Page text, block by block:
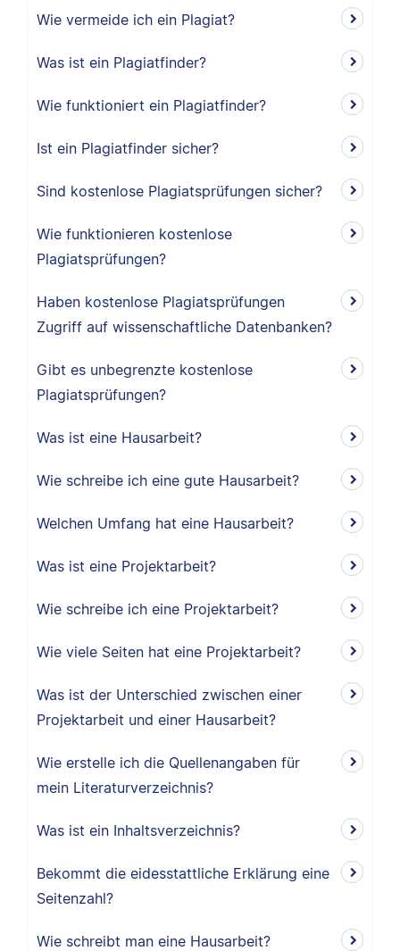
Wie vermeide ich ein Plagiat?
Was ist ein Plagiatfinder?
Wie funktioniert ein Plagiatfinder?
Ist ein Plagiatfinder sicher?
Sind kostenlose Plagiatsprüfungen sicher?
Wie funktionieren kostenlose
Plagiatsprüfungen?
Haben kostenlose Plagiatsprüfungen
Zugriff auf wissenschaftliche Datenbanken?
Gibt es unbegrenzte kostenlose
Plagiatsprüfungen?
Was ist eine Hausarbeit?
Wie schreibe ich eine gute Hausarbeit?
Welchen Umfang hat eine Hausarbeit?
Was ist eine Projektarbeit?
Wie schreibe ich eine Projektarbeit?
Wie viele Seiten hat eine Projektarbeit?
Was ist der Unterschied zwischen einer
Projektarbeit und einer Hausarbeit?
Wie erstelle ich die Quellenangaben für
mein Literaturverzeichnis?
Was ist ein Inhaltsverzeichnis?
Bekommt die eidesstattliche Erklärung eine
Seitenzahl?
Wie schreibt man eine Hausarbeit?